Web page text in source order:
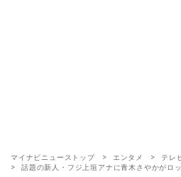
マイナビニューストップ エンタメ
テレ
話題の新人・フジ上垣アナに青木さやかがロ